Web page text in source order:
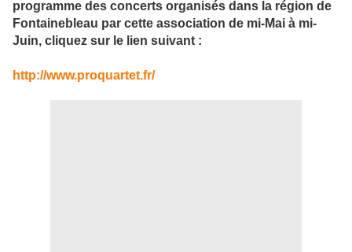
programme des concerts organisés dans la région de
Fontainebleau par cette association de mi-Mai à mi-
Juin, cliquez sur le lien suivant :
http://www.proquartet.fr/